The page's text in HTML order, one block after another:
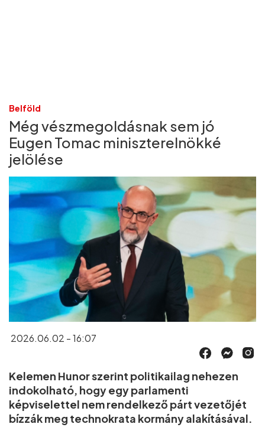
Belföld
Még vészmegoldásnak sem jó
Eugen Tomac miniszterelnökké
jelölése
2026.06.02 - 16:07
Kelemen Hunor szerint politikailag nehezen
indokolható, hogy egy parlamenti
képviselettel nem rendelkező párt vezetőjét
bízzák meg technokrata kormány alakításával.